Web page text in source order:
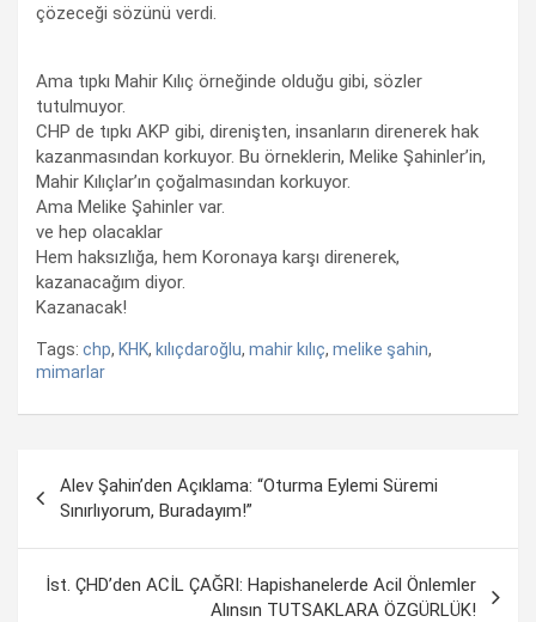
çözeceği sözünü verdi.
Ama tıpkı Mahir Kılıç örneğinde olduğu gibi, sözler
tutulmuyor.
CHP de tıpkı AKP gibi, direnişten, insanların direnerek hak
kazanmasından korkuyor. Bu örneklerin, Melike Şahinler’in,
Mahir Kılıçlar’ın çoğalmasından korkuyor.
Ama Melike Şahinler var.
ve hep olacaklar
Hem haksızlığa, hem Koronaya karşı direnerek,
kazanacağım diyor.
Kazanacak!
Tags: chp, KHK, kılıçdaroğlu, mahir kılıç, melike şahin,
mimarlar
dolaşımı
Alev Şahin’den Açıklama: “Oturma Eylemi Süremi
Sınırlıyorum, Buradayım!”
İst. ÇHD’den ACİL ÇAĞRI: Hapishanelerde Acil Önlemler
Alınsın TUTSAKLARA ÖZGÜRLÜK!